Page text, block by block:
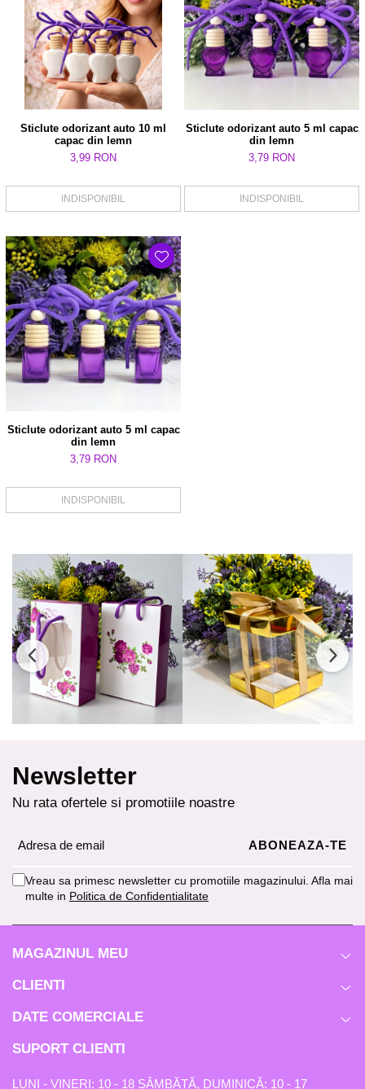
Sticlute odorizant auto 10 ml
capac din lemn
3,99 RON
INDISPONIBIL
Sticlute odorizant auto 5 ml capac
din lemn
3,79 RON
INDISPONIBIL
Sticlute odorizant auto 5 ml capac
din lemn
3,79 RON
INDISPONIBIL
Newsletter
Nu rata ofertele si promotiile noastre
Vreau sa primesc newsletter cu promotiile magazinului. Afla mai
multe in Politica de Confidentialitate
MAGAZINUL MEU
CLIENTI
DATE COMERCIALE
SUPORT CLIENTI
LUNI - VINERI: 10 - 18 SÂMBĂTĂ, DUMINICĂ: 10 - 17